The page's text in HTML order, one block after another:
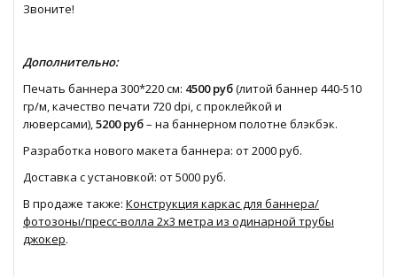
Звоните!
Дополнительно:
Печать баннера 300*220 см: 4500 руб(литой баннер 440-510
гр/м, качество печати 720 dpi, с проклейкой и
люверсами),5200 руб– на баннерном полотне блэкбэк.
Разработка нового макета баннера: от 2000 руб.
Доставка с установкой: от 5000 руб.
В продаже также: Конструкция каркас для баннера/
фотозоны/пресс-волла 2х3 метра из одинарной трубы
джокер.